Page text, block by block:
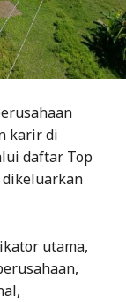
karir di
daftar Top
dikeluarkan
utama,